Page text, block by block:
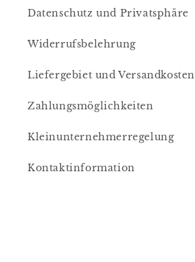
Datenschutz und Privatsphäre
Widerrufsbelehrung
Liefergebiet und Versandkosten
Zahlungsmöglichkeiten
Kleinunternehmerregelung
Kontaktinformation